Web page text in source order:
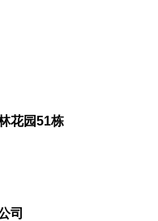
花园51栋
司